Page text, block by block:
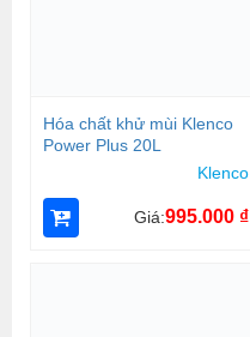
Hóa chất khử mùi Klenco
Power Plus 20L
Klenco
Giá:995.000 ₫